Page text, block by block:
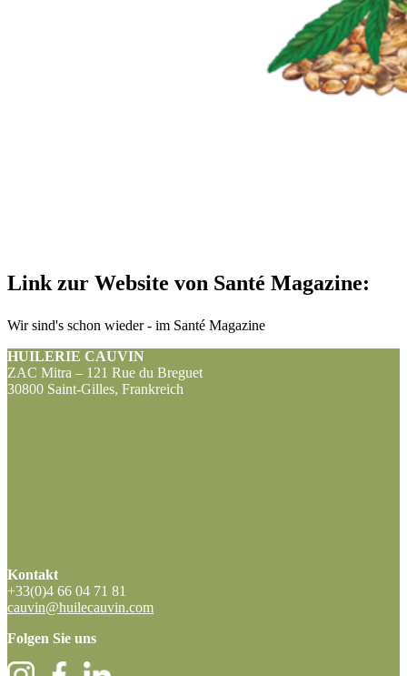
Link zur Website von Santé Magazine:
Wir sind's schon wieder - im Santé Magazine
HUILERIE CAUVIN
ZAC Mitra – 121 Rue du Breguet
30800 Saint-Gilles, Frankreich
Kontakt
+33(0)4 66 04 71 81
cauvin@huilecauvin.com
Folgen Sie uns